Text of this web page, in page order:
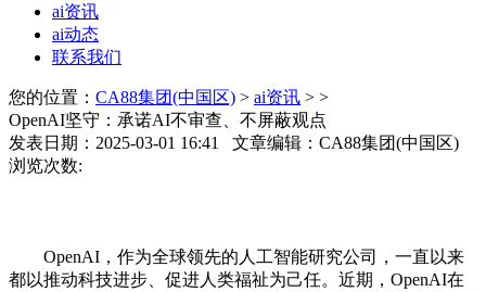
ai资讯
ai动态
联系我们
您的位置： CA88集团(中国区) > ai资讯 > >
OpenAI坚守：承诺AI不审查、不屏蔽观点
发表日期：2025-03-01 16:41 文章编辑：CA88集团(中国区)
浏览次数:
OpenAI，作为全球领先的人工智能研究公司，一直以来
都以推动科技进步、促进人类福祉为己任。近期，OpenAI在